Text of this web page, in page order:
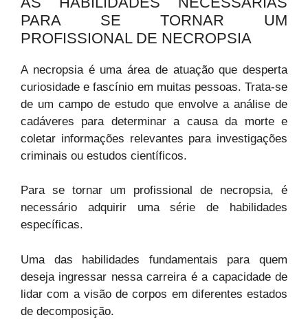
PARA SE TORNAR UM
PROFISSIONAL DE NECROPSIA
A necropsia é uma área de atuação que desperta
curiosidade e fascínio em muitas pessoas. Trata-se
de um campo de estudo que envolve a análise de
cadáveres para determinar a causa da morte e
coletar informações relevantes para investigações
criminais ou estudos científicos.
Para se tornar um profissional de necropsia, é
necessário adquirir uma série de habilidades
específicas.
Uma das habilidades fundamentais para quem
deseja ingressar nessa carreira é a capacidade de
lidar com a visão de corpos em diferentes estados
de decomposição.